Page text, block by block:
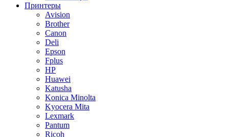
Принтеры
Avision
Brother
Canon
Deli
Epson
Fplus
HP
Huawei
Katusha
Konica Minolta
Kyocera Mita
Lexmark
Pantum
Ricoh